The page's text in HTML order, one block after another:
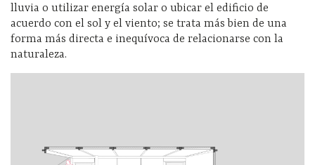
lluvia o utilizar energía solar o ubicar el edificio de
acuerdo con el sol y el viento; se trata más bien de una
forma más directa e inequívoca de relacionarse con la
naturaleza.